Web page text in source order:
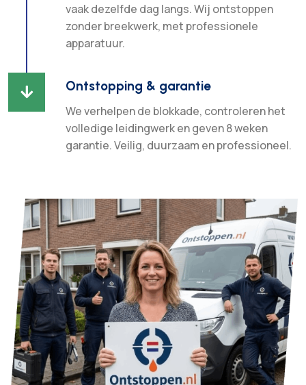
vaak dezelfde dag langs. Wij ontstoppen
zonder breekwerk, met professionele
apparatuur.
 Ontstopping & garantie
We verhelpen de blokkade, controleren het
volledige leidingwerk en geven 8 weken
garantie. Veilig, duurzaam en professioneel.